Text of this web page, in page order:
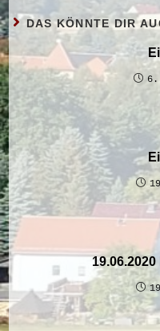
DAS KÖNNTE DIR
6.